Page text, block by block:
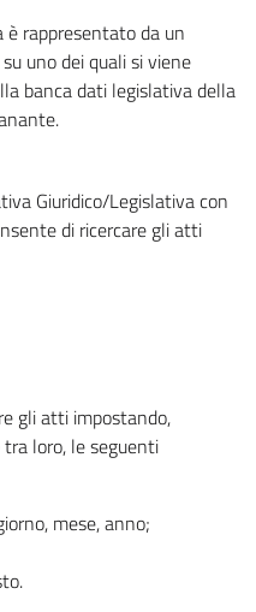
rappresentato da un
uno dei quali si viene
banca dati legislativa della
Giuridico/Legislativa con
di ricercare gli atti
gli atti impostando,
loro, le seguenti
mese, anno;